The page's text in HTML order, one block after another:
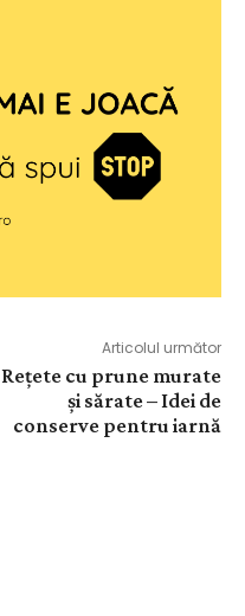
Articolul următor
Rețete cu prune murate
și sărate – Idei de
conserve pentru iarnă